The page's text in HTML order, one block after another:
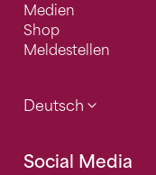
Medien
Shop
Meldestellen
Deutsch
Social Media